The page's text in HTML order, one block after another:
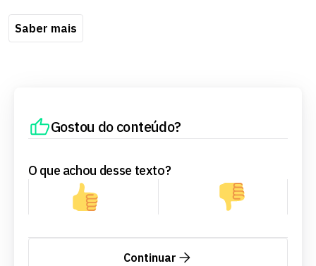
Saber mais
Gostou do conteúdo?
O que achou desse texto?
Continuar